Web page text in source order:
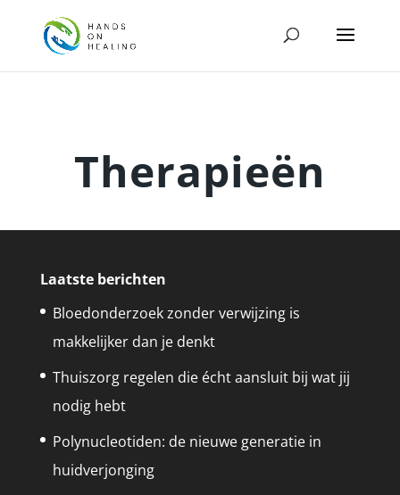
Therapieën
Laatste berichten
Bloedonderzoek zonder verwijzing is
makkelijker dan je denkt
Thuiszorg regelen die écht aansluit bij wat jij
nodig hebt
Polynucleotiden: de nieuwe generatie in
huidverjonging